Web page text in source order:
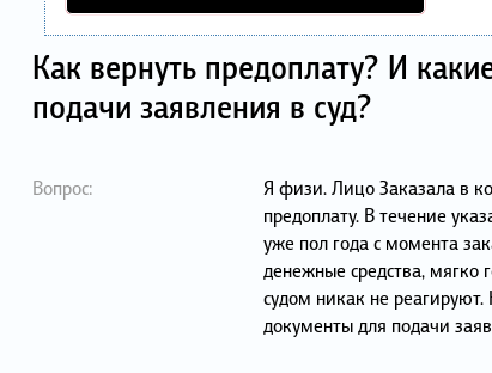
Как вернуть предоплату? И
подачи заявления в суд?
Вопрос:
Я физи. Лицо Заказала в
предоплату. В течение
уже пол года с момента
денежные средства, мягко
судом никак не
документы для подачи